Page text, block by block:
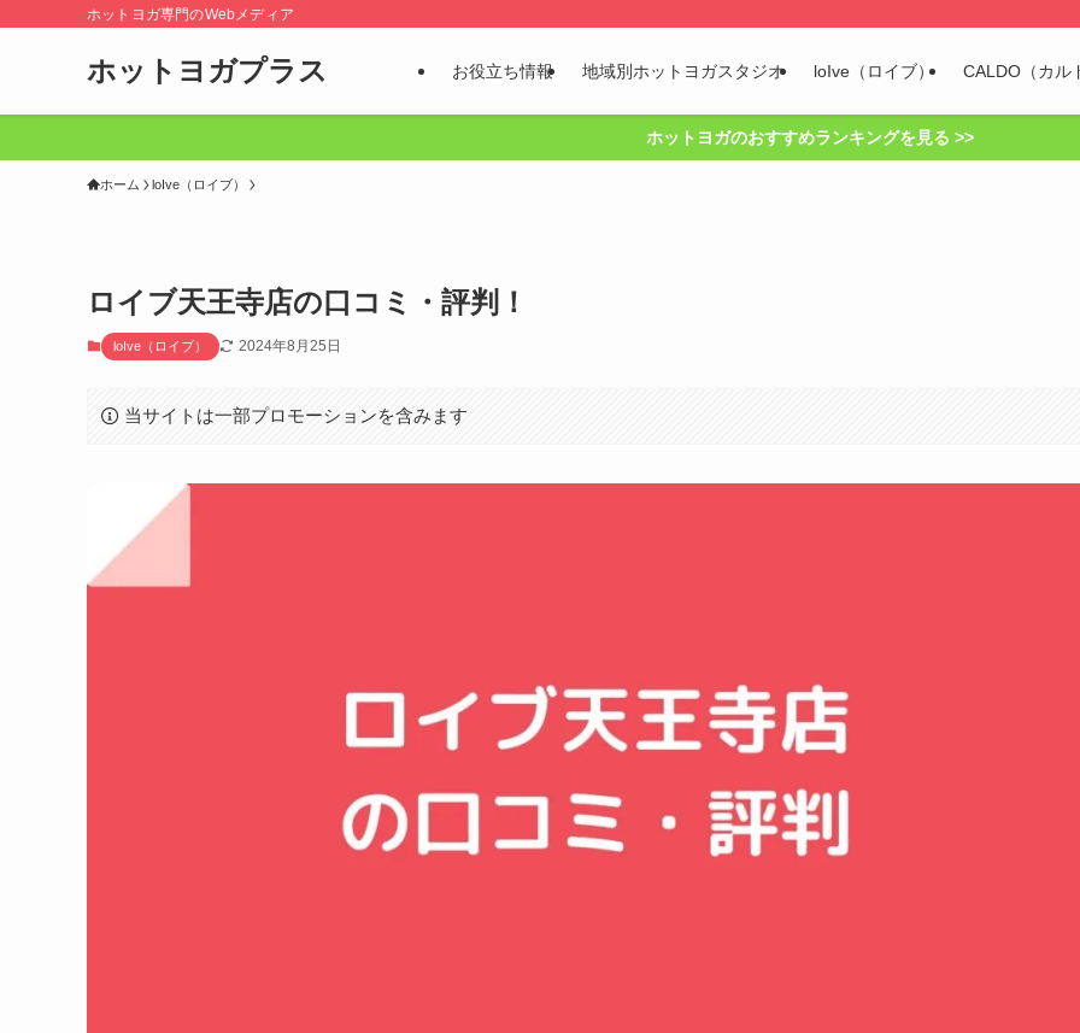
ホットヨガ専門のWebメディア
ホットヨガプラス お役立ち情報 地域別ホットヨガスタジオ loIve（ロイブ） CALDO（カル
ホットヨガのおすすめランキングを見る >>
ホーム loIve（ロイブ）
ロイブ天王寺店の口コミ・評判！
loIve（ロイブ） 2024年8月25日
当サイトは一部プロモーションを含みます